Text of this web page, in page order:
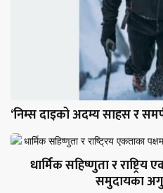
‘निम्स दाइको अदम्य साहस र
धार्मिक सहिष्णुता र राष्ट्रिय
समुदायका